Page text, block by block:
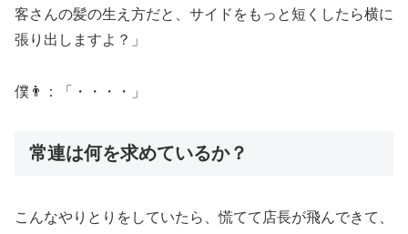
客さんの髪の生え方だと、サイドをもっと短くしたら横に
張り出しますよ？」
僕👨：「・・・・」
常連は何を求めているか？
こんなやりとりをしていたら、慌てて店長が飛んできて、